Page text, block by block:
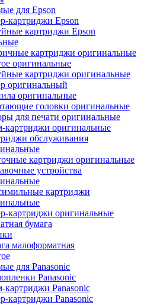
для Epson
картриджи Epson
картриджи Epson
картриджи оригинальные
оригинальные
картриджи оригинальные
оригинальный
оригинальные
головки оригинальные
для печати оригинальные
картриджи оригинальные
обслуживания
картриджи оригинальные
устройства
картриджи
картриджи оригинальные
бумага
малоформатная
для Panasonic
Panasonic
картриджи Panasonic
картриджи Panasonic